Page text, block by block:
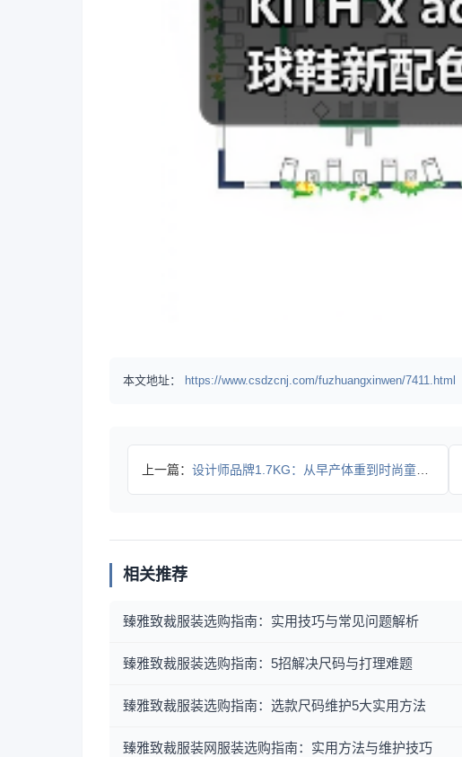
本文地址： https://www.csdzcnj.com/fuzhuangxinwen/7411.html
上一篇： 设计师品牌1.7KG：从早产体重到时尚童趣美学，如何以独特设
相关推荐
臻雅致裁服装选购指南：实用技巧与常见问题解析
臻雅致裁服装选购指南：5招解决尺码与打理难题
臻雅致裁服装选购指南：选款尺码维护5大实用方法
臻雅致裁服装网服装选购指南：实用方法与维护技巧